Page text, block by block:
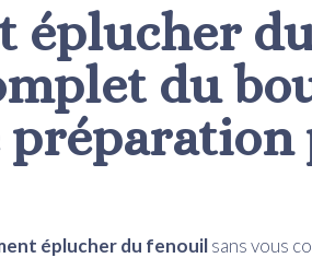
éplucher
du
préparation
éplucher du fenouilsans vous